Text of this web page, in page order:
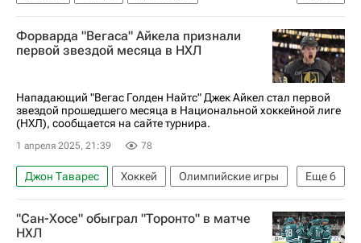
Оливер Экман-Ларссон
Митчелл Марнер
Торонто Мейпл Лифс
Оттава Сенаторз
Форварда "Вегаса" Айкела признали
первой звездой месяца в НХЛ
Нападающий "Вегас Голден Найтс" Джек Айкел стал первой
звездой прошедшего месяца в Национальной хоккейной лиге
(НХЛ), сообщается на сайте турнира.
1 апреля 2025, 21:39 78
Еще6
Джон Таварес Хоккей
Олимпийские игры
Джек Айкел
Джордан Биннингтон
Вегас Голден Найтс
Торонто Мейпл Лифс
"Сан-Хосе" обыграл "Торонто" в матче
НХЛ